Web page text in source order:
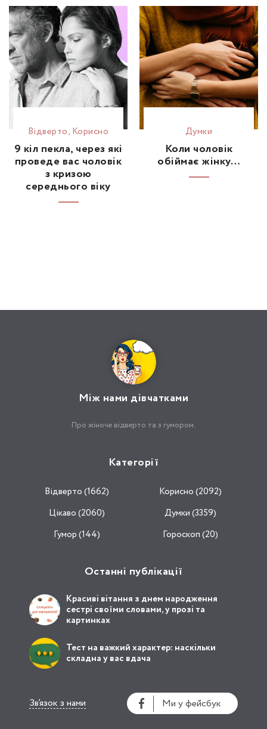
Відвертo, Корисно
9 кіл пекла, через які
проведе вас чоловік
з кризою
середнього віку
Думки
Коли чоловік
обіймає жінку…
Між нами дівчатками
Про жіноче відверто та з гумором.
Категорії
Відвертo (1662)
Корисно (2092)
Цікаво (2060)
Думки (3359)
Гумор (144)
Гороскоп (20)
Останні публікації
Красиві вітання з днем народження
сестрі своїми словами, у прозі та
картинках
Тест на важкий характер: наскільки
складна у вас вдача
Ми у фейсбук
Зв’язок з нами